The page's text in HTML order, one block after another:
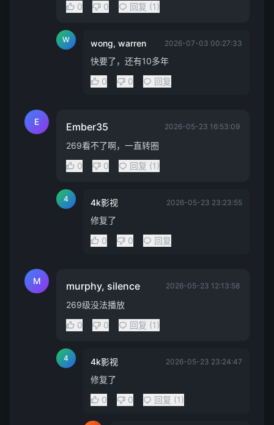
0
0 回复 (1)
W wong, warren 2026-07-03 00:27:33
快要了，还有10多年
0
0 回复
E Ember35 2026-05-23 16:53:09
269看不了啊，一直转圈
0
0 回复 (1)
4 4k影视 2026-05-23 23:23:55
修复了
0
0 回复
M murphy, silence 2026-05-23 12:13:58
269级没法播放
0
0 回复 (1)
4 4k影视 2026-05-23 23:24:47
修复了
0
0 回复 (1)